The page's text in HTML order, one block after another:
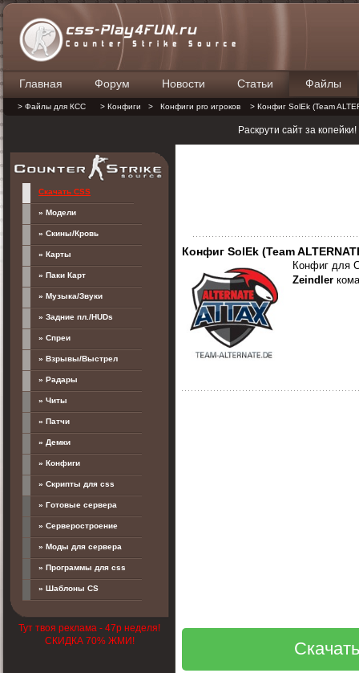
Главная Форум Новости Статьи Файлы
> Файлы для КСС > Конфиги > Конфиги pro игроков > Конфиг SolEk (Team
Раскрути сайт за
Конфиг SolEk (Team
Конфиг для
Zeindler
Скачать CSS
» Модели
» Скины/Кровь
» Карты
» Паки Карт
» Музыка/Звуки
» Задние пл./HUDs
» Спреи
» Взрывы/Выстрел
» Радары
» Читы
» Патчи
» Демки
» Конфиги
» Скрипты для css
» Готовые сервера
» Серверостроение
» Моды для сервера
» Программы для css
» Шаблоны CS
Тут твоя реклама - 47р неделя!
СКИДКА 70% ЖМИ!